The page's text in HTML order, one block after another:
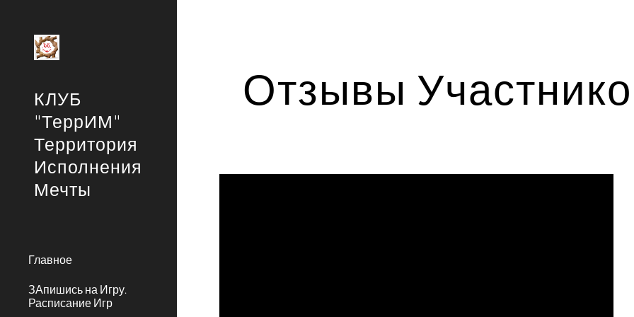
КЛУБ
"ТеррИМ"
Территория
Исполнения
Мечты
Главное
ЗАпишись на Игру.
Расписание Игр
Отзывы